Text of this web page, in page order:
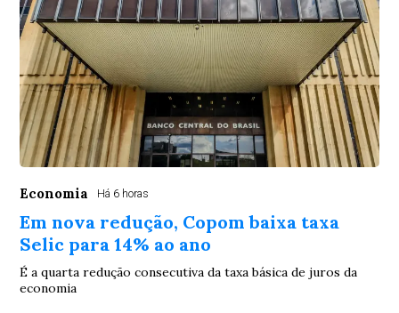
Economia Há 6 horas
Em nova redução, Copom baixa taxa
Selic para 14% ao ano
É a quarta redução consecutiva da taxa básica de juros da
economia